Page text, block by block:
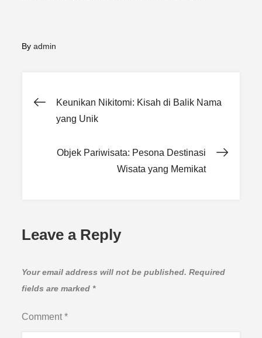
Byadmin
Post
Keunikan Nikitomi: Kisah di Balik Nama
yang Unik
Objek Pariwisata: Pesona Destinasi
Wisata yang Memikat
Leave a Reply
Your email address will not be published. Required
fields are marked *
Comment*